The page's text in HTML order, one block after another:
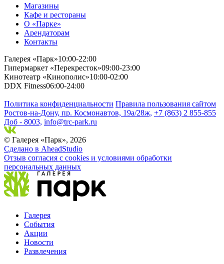
Магазины
Кафе и рестораны
О «Парке»
Арендаторам
Контакты
Галерея «Парк»10:00-22:00
Гипермаркет «Перекресток»09:00-23:00
Кинотеатр «Кинополис»10:00-02:00
DDX Fitness06:00-24:00
Политика конфиденциальности Правила пользования сайтом
Ростов-на-Дону, пр. Космонавтов, 19а/28ж, +7 (863) 2 855-855
Доб - 8003, info@trc-park.ru
© Галерея «Парк», 2026
Сделано в AheadStudio
Отзыв согласия с cookies и условиями обработки
персональных данных
Галерея
События
Акции
Новости
Развлечения